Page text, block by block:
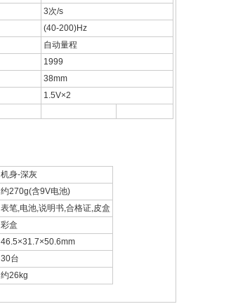
3次/s
(40-200)Hz
自动量程
1999
38mm
1.5V×2
机身-深灰
约270g(含9V电池)
表笔,电池,说明书,合格证,皮盒
彩盒
46.5×31.7×50.6mm
30台
约26kg